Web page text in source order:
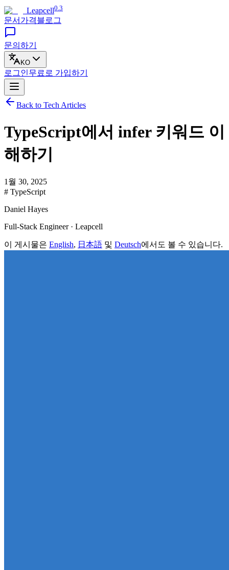
Leapcell0.3
문서 가격블로그
문의하기
KO
로그인무료로 가입하기
Back to Tech Articles
TypeScript에서 infer 키워드 이
해하기
1월 30, 2025
# TypeScript
Daniel Hayes
Full-Stack Engineer · Leapcell
이 게시물은 English, 日本語 및 Deutsch에서도 볼 수 있습니다.